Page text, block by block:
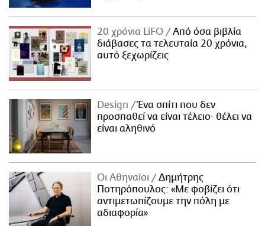
20 χρόνια LiFO
Από όσα βιβλία
διάβασες τα τελευταία 20 χρόνια,
αυτό ξεχωρίζεις
Design
Ένα σπίτι που δεν
προσπαθεί να είναι τέλειο· θέλει να
είναι αληθινό
Οι Αθηναίοι
Δημήτρης
Ποτηρόπουλος: «Με φοβίζει ότι
αντιμετωπίζουμε την πόλη με
αδιαφορία»